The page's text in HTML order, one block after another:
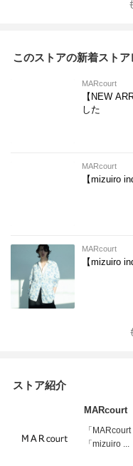
このストアの新着ストア
MARcourt
【NEW
した
MARcourt
【mizuiro
MARcourt
【mizuiro
ストア紹介
MARcourt
「
「mizuiro ...